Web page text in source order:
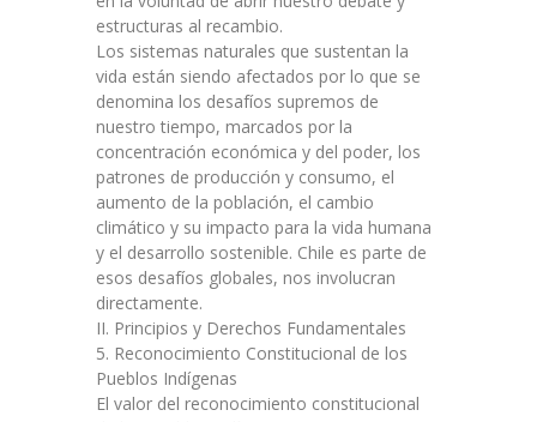
estructuras al recambio.
Los sistemas naturales que sustentan la
vida están siendo afectados por lo que se
denomina los desafíos supremos de
nuestro tiempo, marcados por la
concentración económica y del poder, los
patrones de producción y consumo, el
aumento de la población, el cambio
climático y su impacto para la vida humana
y el desarrollo sostenible. Chile es parte de
esos desafíos globales, nos involucran
directamente.
II. Principios y Derechos Fundamentales
5. Reconocimiento Constitucional de los
Pueblos Indígenas
El valor del reconocimiento constitucional